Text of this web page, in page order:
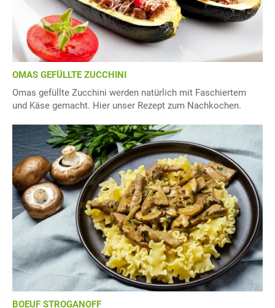
OMAS GEFÜLLTE ZUCCHINI
Omas gefüllte Zucchini werden natürlich mit Faschiertem
und Käse gemacht. Hier unser Rezept zum Nachkochen.
BOEUF STROGANOFF